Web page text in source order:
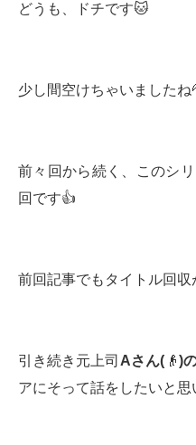
どうも、ドチです🐱
少し間空けちゃいましたね
前々回から続く、このシ
回です👍
前回記事でもタイトル回収
引き続き元上司 Aさん(👴)
アにそって話をしたいと